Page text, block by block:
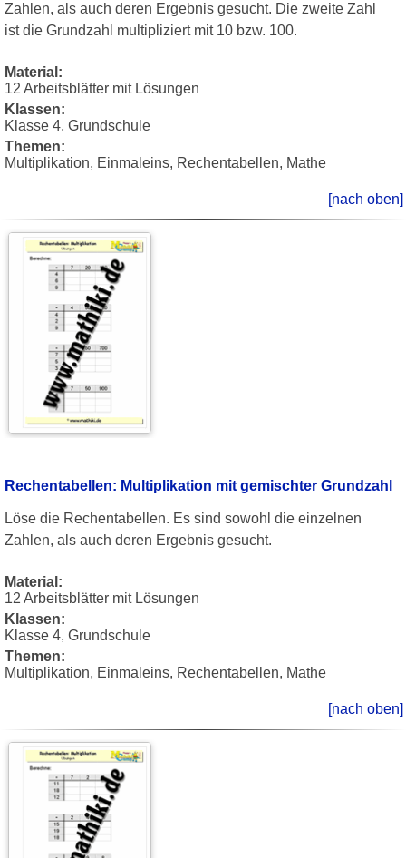
Zahlen, als auch deren Ergebnis gesucht. Die zweite Zahl
ist die Grundzahl multipliziert mit 10 bzw. 100.
Material:
12 Arbeitsblätter mit Lösungen
Klassen:
Klasse 4, Grundschule
Themen:
Multiplikation, Einmaleins, Rechentabellen, Mathe
[nach oben]
Rechentabellen: Multiplikation mit gemischter Grundzahl
Löse die Rechentabellen. Es sind sowohl die einzelnen
Zahlen, als auch deren Ergebnis gesucht.
Material:
12 Arbeitsblätter mit Lösungen
Klassen:
Klasse 4, Grundschule
Themen:
Multiplikation, Einmaleins, Rechentabellen, Mathe
[nach oben]